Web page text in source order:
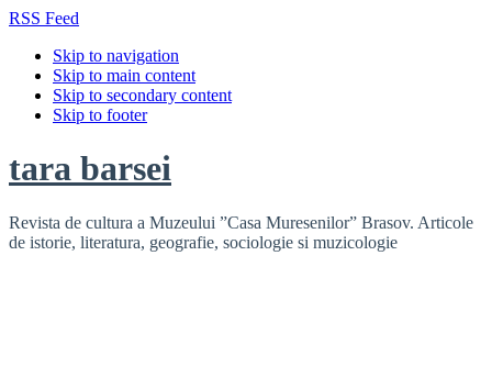
RSS Feed
Skip to navigation
Skip to main content
Skip to secondary content
Skip to footer
tara barsei
Revista de cultura a Muzeului ”Casa Muresenilor” Brasov. Articole
de istorie, literatura, geografie, sociologie si muzicologie